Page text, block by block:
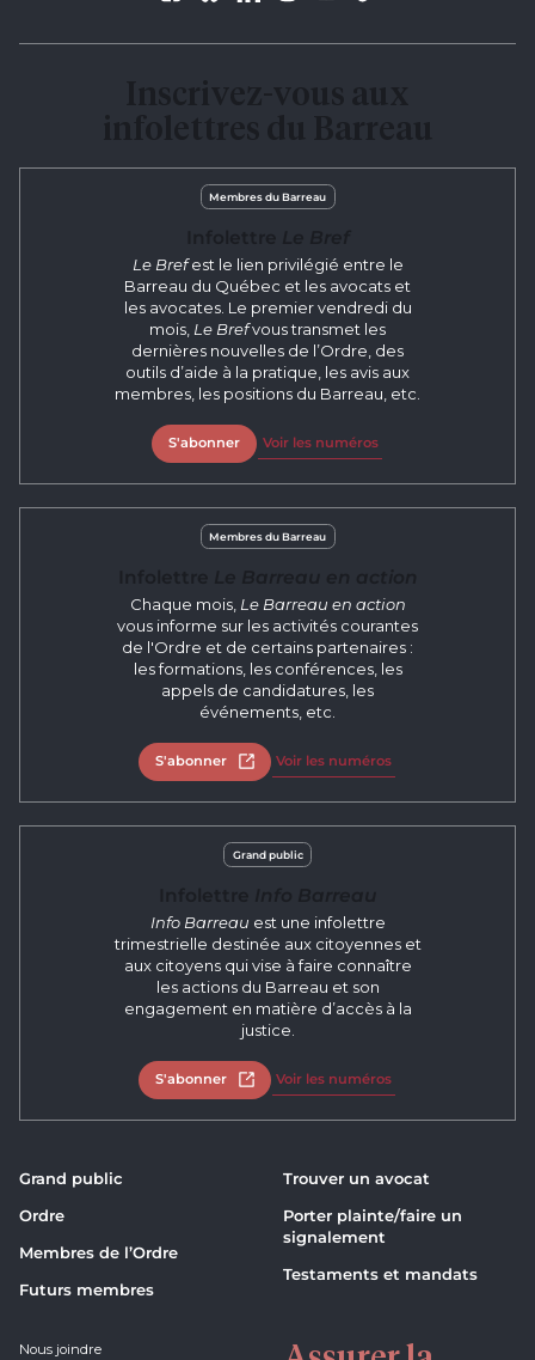
Membres du Barreau
Le Brefest le lien privilégié entre le
Barreau du Québec et les avocats et
les avocates. Le premier vendredi du
mois, Le Brefvous transmet les
dernières nouvelles de l’Ordre, des
outils d’aide à la pratique, les avis aux
membres, les positions du Barreau, etc.
S'abonner Voir les numéros
Membres du Barreau
Chaque mois, Le Barreau en action
vous informe sur les activités courantes
de l'Ordre et de certains partenaires :
les formations, les conférences, les
appels de candidatures, les
événements, etc.
S'abonner Ouvrir dans un nouvel onglet
Voir les numéros
Grand public
Info Barreau est une infolettre
trimestrielle destinée aux citoyennes et
aux citoyens qui vise à faire connaître
les actions du Barreau et son
engagement en matière d’accès à la
justice.
S'abonner Ouvrir dans un nouvel onglet
Voir les numéros
Grand public
Ordre
Membres de l’Ordre
Futurs membres
Trouver un avocat
Porter plainte/faire un
signalement
Testaments et mandats
Nous joindre